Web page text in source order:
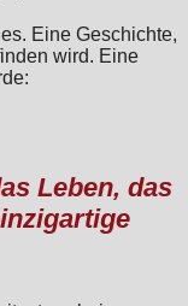
Eine Geschichte,
wird. Eine
Leben, das